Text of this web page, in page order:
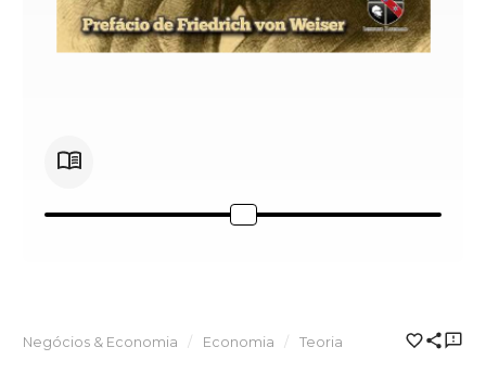
Negócios & Economia Economia Teoria